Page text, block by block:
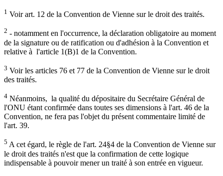
1 Voir art. 12 de la Convention de Vienne sur le droit des traités.
2 - notamment en l'occurrence, la déclaration obligatoire au moment
de la signature ou de ratification ou d'adhésion à la Convention et
relative à l'article 1(B)1 de la Convention.
3 Voir les articles 76 et 77 de la Convention de Vienne sur le droit
des traités.
4 Néanmoins, la qualité du dépositaire du Secrétaire Général de
l'ONU étant confirmée dans toutes ses dimensions à l'art. 46 de la
Convention, ne fera pas l'objet du présent commentaire limité de
l'art. 39.
5 A cet égard, le règle de l'art. 24§4 de la Convention de Vienne sur
le droit des traités n'est que la confirmation de cette logique
indispensable à pouvoir mener un traité à son entrée en vigueur.